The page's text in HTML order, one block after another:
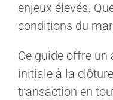
enjeux élevés.
conditions du
Ce guide offre un
initiale à la
transaction en